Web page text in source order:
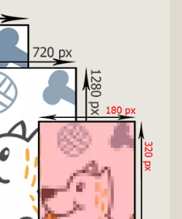
2/9
éles kontúrokkal, jó
képeket használj.